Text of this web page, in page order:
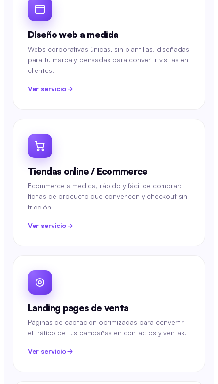
Diseño web a medida
Webs corporativas únicas, sin plantillas, diseñadas
para tu marca y pensadas para convertir visitas en
clientes.
Ver servicio
Tiendas online / Ecommerce
Ecommerce a medida, rápido y fácil de comprar:
fichas de producto que convencen y checkout sin
fricción.
Ver servicio
Landing pages de venta
Páginas de captación optimizadas para convertir
el tráfico de tus campañas en contactos y ventas.
Ver servicio